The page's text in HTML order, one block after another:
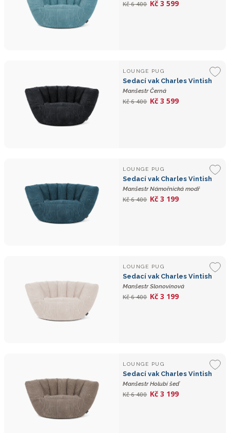
Kč 6 400 Kč 3 599
LOUNGE PUG
Sedací vak Charles Vintish
Manšestr Černá
Kč 6 400 Kč 3 599
LOUNGE PUG
Sedací vak Charles Vintish
Manšestr Námořnická modř
Kč 6 400 Kč 3 199
LOUNGE PUG
Sedací vak Charles Vintish
Manšestr Slonovinová
Kč 6 400 Kč 3 199
LOUNGE PUG
Sedací vak Charles Vintish
Manšestr Holubí šeď
Kč 6 400 Kč 3 199